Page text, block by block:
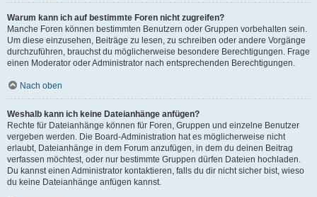
Warum kann ich auf bestimmte Foren nicht zugreifen?
Manche Foren können bestimmten Benutzern oder Gruppen vorbehalten sein.
Um diese einzusehen, Beiträge zu lesen, zu schreiben oder andere Vorgänge
durchzuführen, brauchst du möglicherweise besondere Berechtigungen. Frage
einen Moderator oder Administrator nach entsprechenden Berechtigungen.
Nach oben
Weshalb kann ich keine Dateianhänge anfügen?
Rechte für Dateianhänge können für Foren, Gruppen und einzelne Benutzer
vergeben werden. Die Board-Administration hat es möglicherweise nicht
erlaubt, Dateianhänge in dem Forum anzufügen, in dem du deinen Beitrag
verfassen möchtest, oder nur bestimmte Gruppen dürfen Dateien hochladen.
Du kannst einen Administrator kontaktieren, falls du dir nicht sicher bist, wieso
du keine Dateianhänge anfügen kannst.